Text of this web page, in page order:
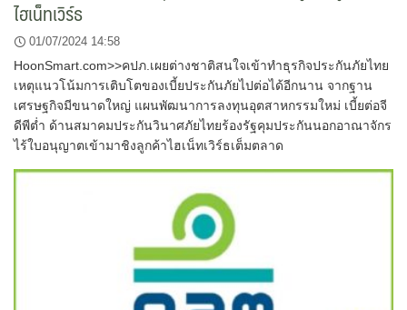
ไฮเน็ทเวิร์ธ
01/07/2024 14:58
HoonSmart.com>>คปภ.เผยต่างชาติสนใจเข้าทำธุรกิจประกันภัยไทย
เหตุแนวโน้มการเติบโตของเบี้ยประกันภัยไปต่อได้อีกนาน จากฐาน
เศรษฐกิจมีขนาดใหญ่ แผนพัฒนาการลงทุนอุตสาหกรรมใหม่ เบี้ยต่อจี
ดีพีต่ำ ด้านสมาคมประกันวินาศภัยไทยร้องรัฐคุมประกันนอกอาณาจักร
ไร้ใบอนุญาตเข้ามาชิงลูกค้าไฮเน็ทเวิร์ธเต็มตลาด